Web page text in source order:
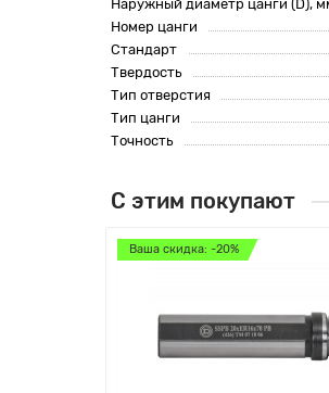
Наружный диаметр цанги (D),
Номер цанги
Стандарт
Твердость
Тип отверстия
Тип цанги
Точность
С этим покупают
Ваша скидка: -20%